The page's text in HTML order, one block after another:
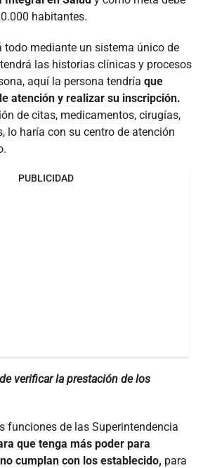
habitantes.
todo mediante un sistema único de
las historias clínicas y procesos
aquí la persona tendría que
atención y realizar su inscripción.
de citas, medicamentos, cirugías,
lo haría con su centro de atención
PUBLICIDAD
verificar la prestación de los
funciones de las Superintendencia
que tenga más poder para
cumplan con los establecido, para